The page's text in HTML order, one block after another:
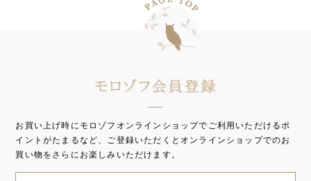
お買い上げ時にモロゾフオンラインショップでご利用いただけるポ
イントがたまるなど、ご登録いただくとオンラインショップでのお
買い物をさらにお楽しみいただけます。